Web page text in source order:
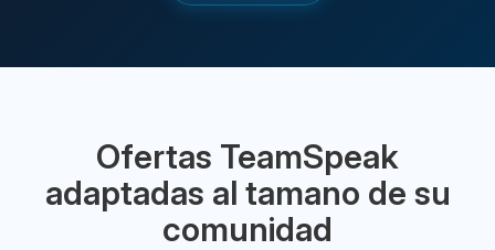
Ofertas TeamSpeak
adaptadas al tamano de su
comunidad